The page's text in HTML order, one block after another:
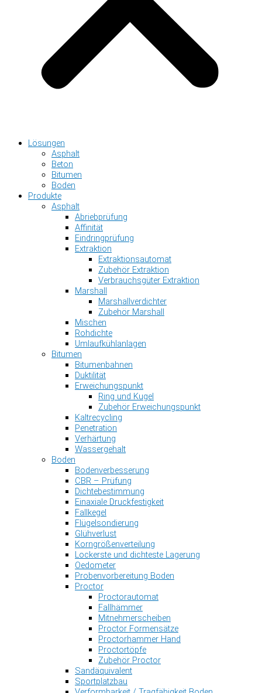
Lösungen
Asphalt
Beton
Bitumen
Boden
Produkte
Asphalt
Abriebprüfung
Affinität
Eindringprüfung
Extraktion
Extraktionsautomat
Zubehör Extraktion
Verbrauchsgüter Extraktion
Marshall
Marshallverdichter
Zubehör Marshall
Mischen
Rohdichte
Umlaufkühlanlagen
Bitumen
Bitumenbahnen
Duktilität
Erweichungspunkt
Ring und Kugel
Zubehör Erweichungspunkt
Kaltrecycling
Penetration
Verhärtung
Wassergehalt
Boden
Bodenverbesserung
CBR – Prüfung
Dichtebestimmung
Einaxiale Druckfestigkeit
Fallkegel
Flügelsondierung
Glühverlust
Korngrößenverteilung
Lockerste und dichteste Lagerung
Oedometer
Probenvorbereitung Boden
Proctor
Proctorautomat
Fallhämmer
Mitnehmerscheiben
Proctor Formensätze
Proctorhammer Hand
Proctortöpfe
Zubehör Proctor
Sandäquivalent
Sportplatzbau